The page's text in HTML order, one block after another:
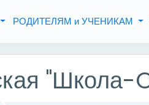
РОДИТЕЛЯМ и УЧЕНИКАМ
"Школа-